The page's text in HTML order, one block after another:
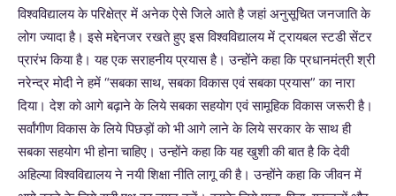
विश्वविद्यालय के परिक्षेत्र में अनेक ऐसे जिले आते है जहां अनुसूचित जनजाति के
लोग ज्यादा है। इसे मद्देनजर रखते हुए इस विश्वविद्यालय में ट्रायबल स्टडी सेंटर
प्रारंभ किया है। यह एक सराहनीय प्रयास है। उन्होंने कहा कि प्रधानमंत्री श्री
नरेन्द्र मोदी ने हमें “सबका साथ, सबका विकास एवं सबका प्रयास” का नारा
दिया। देश को आगे बढ़ाने के लिये सबका सहयोग एवं सामूहिक विकास जरूरी है।
सर्वांगीण विकास के लिये पिछड़ों को भी आगे लाने के लिये सरकार के साथ ही
सबका सहयोग भी होना चाहिए। उन्होंने कहा कि यह खुशी की बात है कि देवी
अहिल्या विश्वविद्यालय ने नयी शिक्षा नीति लागू की है। उन्होंने कहा कि जीवन में